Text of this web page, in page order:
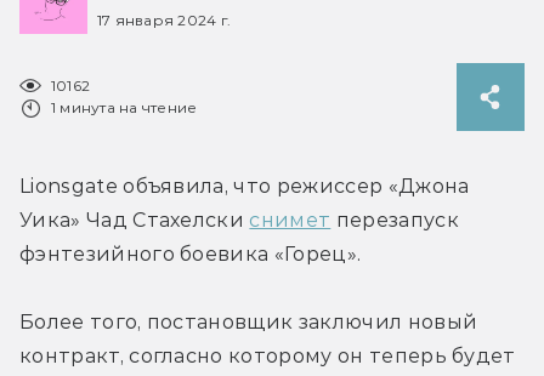
17 января 2024 г.
10162
1 минута на чтение
Lionsgate объявила, что режиссер «Джона
Уика» Чад Стахелски снимет перезапуск
фэнтезийного боевика «Горец».
Более того, постановщик заключил новый
контракт, согласно которому он теперь будет